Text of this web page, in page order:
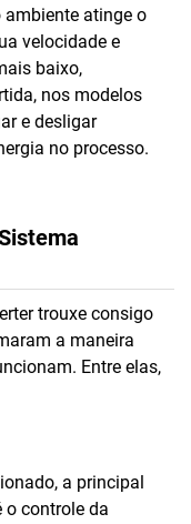
ambiente atinge o
velocidade e
baixo,
nos modelos
e desligar
no processo.
trouxe consigo
a maneira
Entre elas,
a principal
o controle da